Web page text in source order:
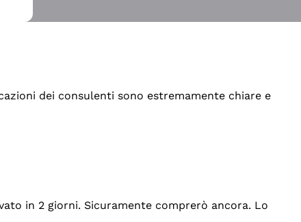
dei consulenti sono estremamente chiare e
in 2 giorni. Sicuramente comprerò ancora. Lo